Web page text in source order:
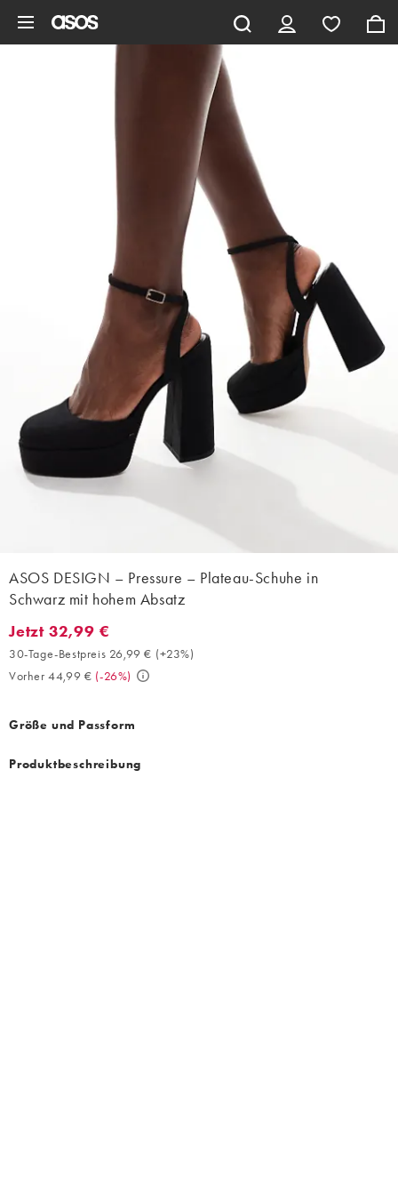
ASOS DESIGN – Pressure – Plateau-Schuhe in
Schwarz mit hohem Absatz
Jetzt 32,99 €. 30-Tage-Bestpreis 26,99 € (+23%). Vorher 44,99
Jetzt 32,99 €
30-Tage-Bestpreis 26,99 € (+23%)
Vorher 44,99 € (-26%)
Größe und Passform
Produktbeschreibung